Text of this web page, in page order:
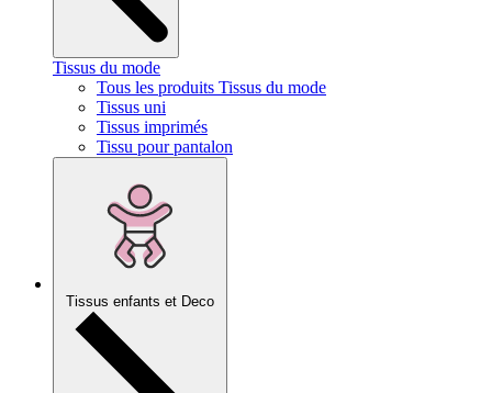
Tissus du mode
Tous les produits Tissus du mode
Tissus uni
Tissus imprimés
Tissu pour pantalon
Tissus enfants et Deco